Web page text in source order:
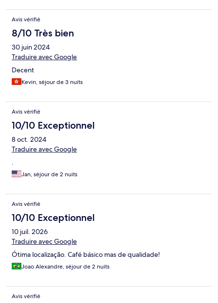
déchets (les cups...) et je respecte tout à fait cela car je fais de
même chez-moi, je ne peut être contre ;) Dans l'ensemble, un
très beau séjour de 2 nuits
Avis vérifié
8/10 Très bien
30 juin 2024
Traduire avec Google
Decent
Kevin, séjour de 3 nuits
Avis vérifié
10/10 Exceptionnel
8 oct. 2024
Traduire avec Google
.
Jan, séjour de 2 nuits
Avis vérifié
10/10 Exceptionnel
10 juil. 2026
Traduire avec Google
Ótima localização. Café básico mas de qualidade!
Joao Alexandre, séjour de 2 nuits
Avis vérifié